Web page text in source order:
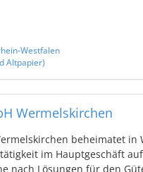
Westfalen
Altpapier)
Wermelskirchen
beheimatet in
im Hauptgeschäft
nach Lösungen für den